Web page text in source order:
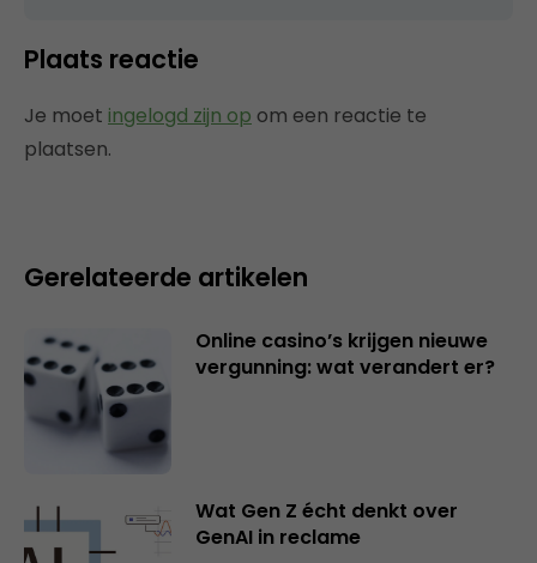
Plaats reactie
Je moet ingelogd zijn op om een reactie te
plaatsen.
Gerelateerde artikelen
Online casino’s krijgen nieuwe
vergunning: wat verandert er?
Wat Gen Z écht denkt over
GenAI in reclame